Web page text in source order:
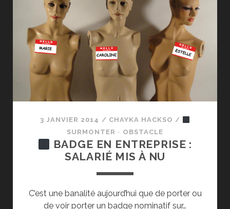
PAR
L’ENGAGEMENT
UN
EXEMPLE
AVEC
ORANGE
FRANCE
3 JANVIER 2014 / CHAYKA HACKSO /
SURMONTER · OBSTACLE
BADGE EN ENTREPRISE :
SALARIÉ MIS À NU
C’est une banalité aujourd’hui que de porter ou
de voir porter un badge nominatif sur…